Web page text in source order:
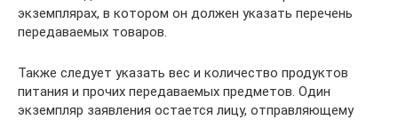
экземплярах, в котором он должен указать перечень
передаваемых товаров.
Также следует указать вес и количество продуктов
питания и прочих передаваемых предметов. Один
экземпляр заявления остается лицу, отправляющему